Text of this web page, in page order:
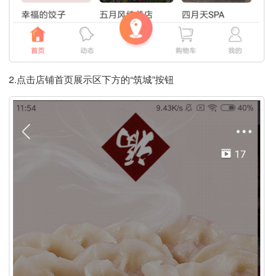
2.点击店铺首页展示区下方的“筑城”按钮